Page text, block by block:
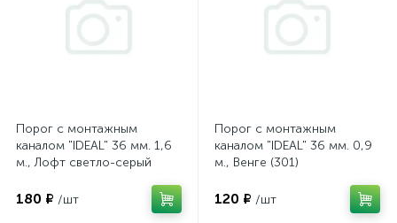
Порог с монтажным
каналом "IDEAL" 36 мм. 1,6
м., Лофт светло-серый
180 ₽ /шт
Порог с монтажным
каналом "IDEAL" 36 мм. 0,9
м., Венге (301)
120 ₽ /шт